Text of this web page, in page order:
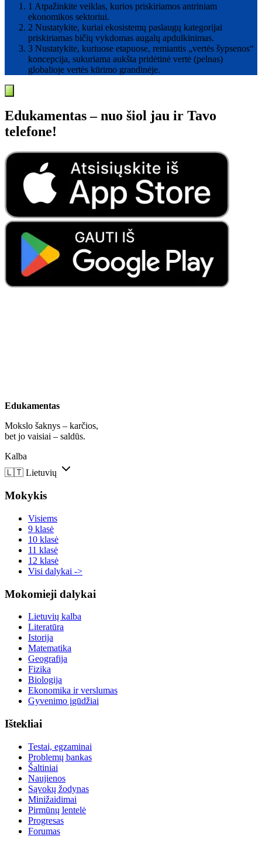
1 Atpažinkite veiklas, kurios priskiriamos antriniam
ekonomikos sektoriui.
2 Nustatykite, kuriai ekosistemų paslaugų kategorijai
priskiriamas bičių vykdomas augalų apdulkinimas.
3 Nustatykite, kuriuose etapuose, remiantis „vertės šypsenos“
koncepcija, sukuriama aukšta pridėtinė vertė (pelnas)
globalioje vertės kūrimo grandinėje.
Edukamentas – nuo šiol jau ir Tavo
telefone!
Edukamentas
Mokslo šaknys – karčios,
bet jo vaisiai – saldūs.
Kalba
🇱🇹 Lietuvių
Mokykis
Visiems
9 klasė
10 klasė
11 klasė
12 klasė
Visi dalykai ->
Mokomieji dalykai
Lietuvių kalba
Literatūra
Istorija
Matematika
Geografija
Fizika
Biologija
Ekonomika ir verslumas
Gyvenimo įgūdžiai
Ištekliai
Testai, egzaminai
Problemų bankas
Šaltiniai
Naujienos
Sąvokų žodynas
Minižaidimai
Pirmūnų lentelė
Progresas
Forumas